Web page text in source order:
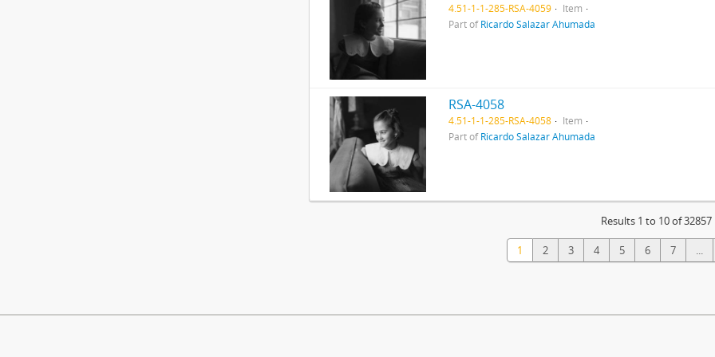
4.51-1-1-285-RSA-4059
Item
Part ofRicardo Salazar Ahumada
RSA-4058
4.51-1-1-285-RSA-4058
Item
Part ofRicardo Salazar Ahumada
Results 1 to 10 of 32857
1 2 3 4 5 6 7 ...